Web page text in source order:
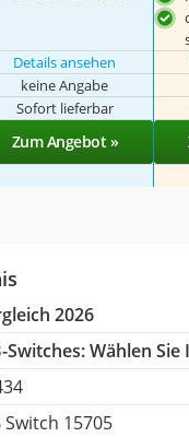
Details ansehen
keine Angabe
Sofort lieferbar
Zum Angebot »
2026
Switches:Wählen Sie
Switch 15705